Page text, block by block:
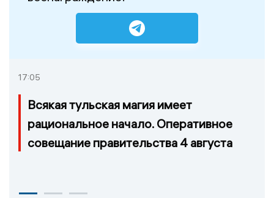
17:05
Всякая тульская магия имеет
рациональное начало. Оперативное
совещание правительства 4 августа